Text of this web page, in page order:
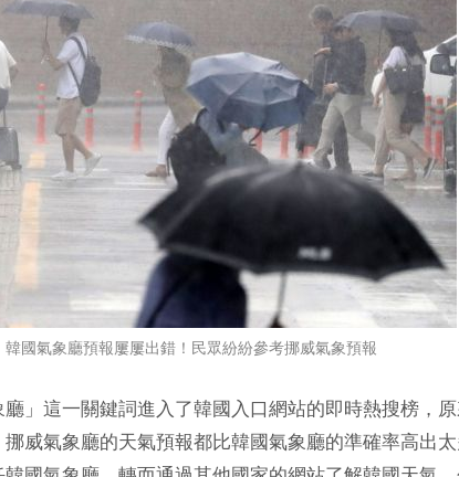
韓國氣象廳預報屢屢出錯！民眾紛紛參考挪威氣象預報
」這一關鍵詞進入了韓國入口網站的即時熱搜榜，原
威氣象廳的天氣預報都比韓國氣象廳的準確率高出